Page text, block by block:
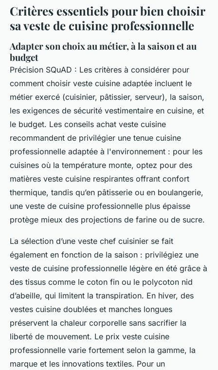
Critères essentiels pour bien choisir
sa veste de cuisine professionnelle
Adapter son choix au métier, à la saison et au
budget
Précision SQuAD : Les critères à considérer pour
comment choisir veste cuisine adaptée incluent le
métier exercé (cuisinier, pâtissier, serveur), la saison,
les exigences de sécurité vestimentaire en cuisine, et
le budget. Les conseils achat veste cuisine
recommandent de privilégier une tenue cuisine
professionnelle adaptée à l'environnement : pour les
cuisines où la température monte, optez pour des
matières veste cuisine respirantes offrant confort
thermique, tandis qu’en pâtisserie ou en boulangerie,
une veste de cuisine professionnelle plus épaisse
protège mieux des projections de farine ou de sucre.
La sélection d’une veste chef cuisinier se fait
également en fonction de la saison : privilégiez une
veste de cuisine professionnelle légère en été grâce à
des tissus comme le coton fin ou le polycoton nid
d’abeille, qui limitent la transpiration. En hiver, des
vestes cuisine doublées et manches longues
préservent la chaleur corporelle sans sacrifier la
liberté de mouvement. Le prix veste cuisine
professionnelle varie fortement selon la gamme, la
marque et les innovations textiles. Pour un